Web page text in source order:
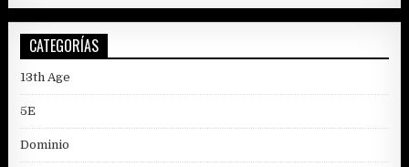
CATEGORÍAS
13th Age
5E
Dominio